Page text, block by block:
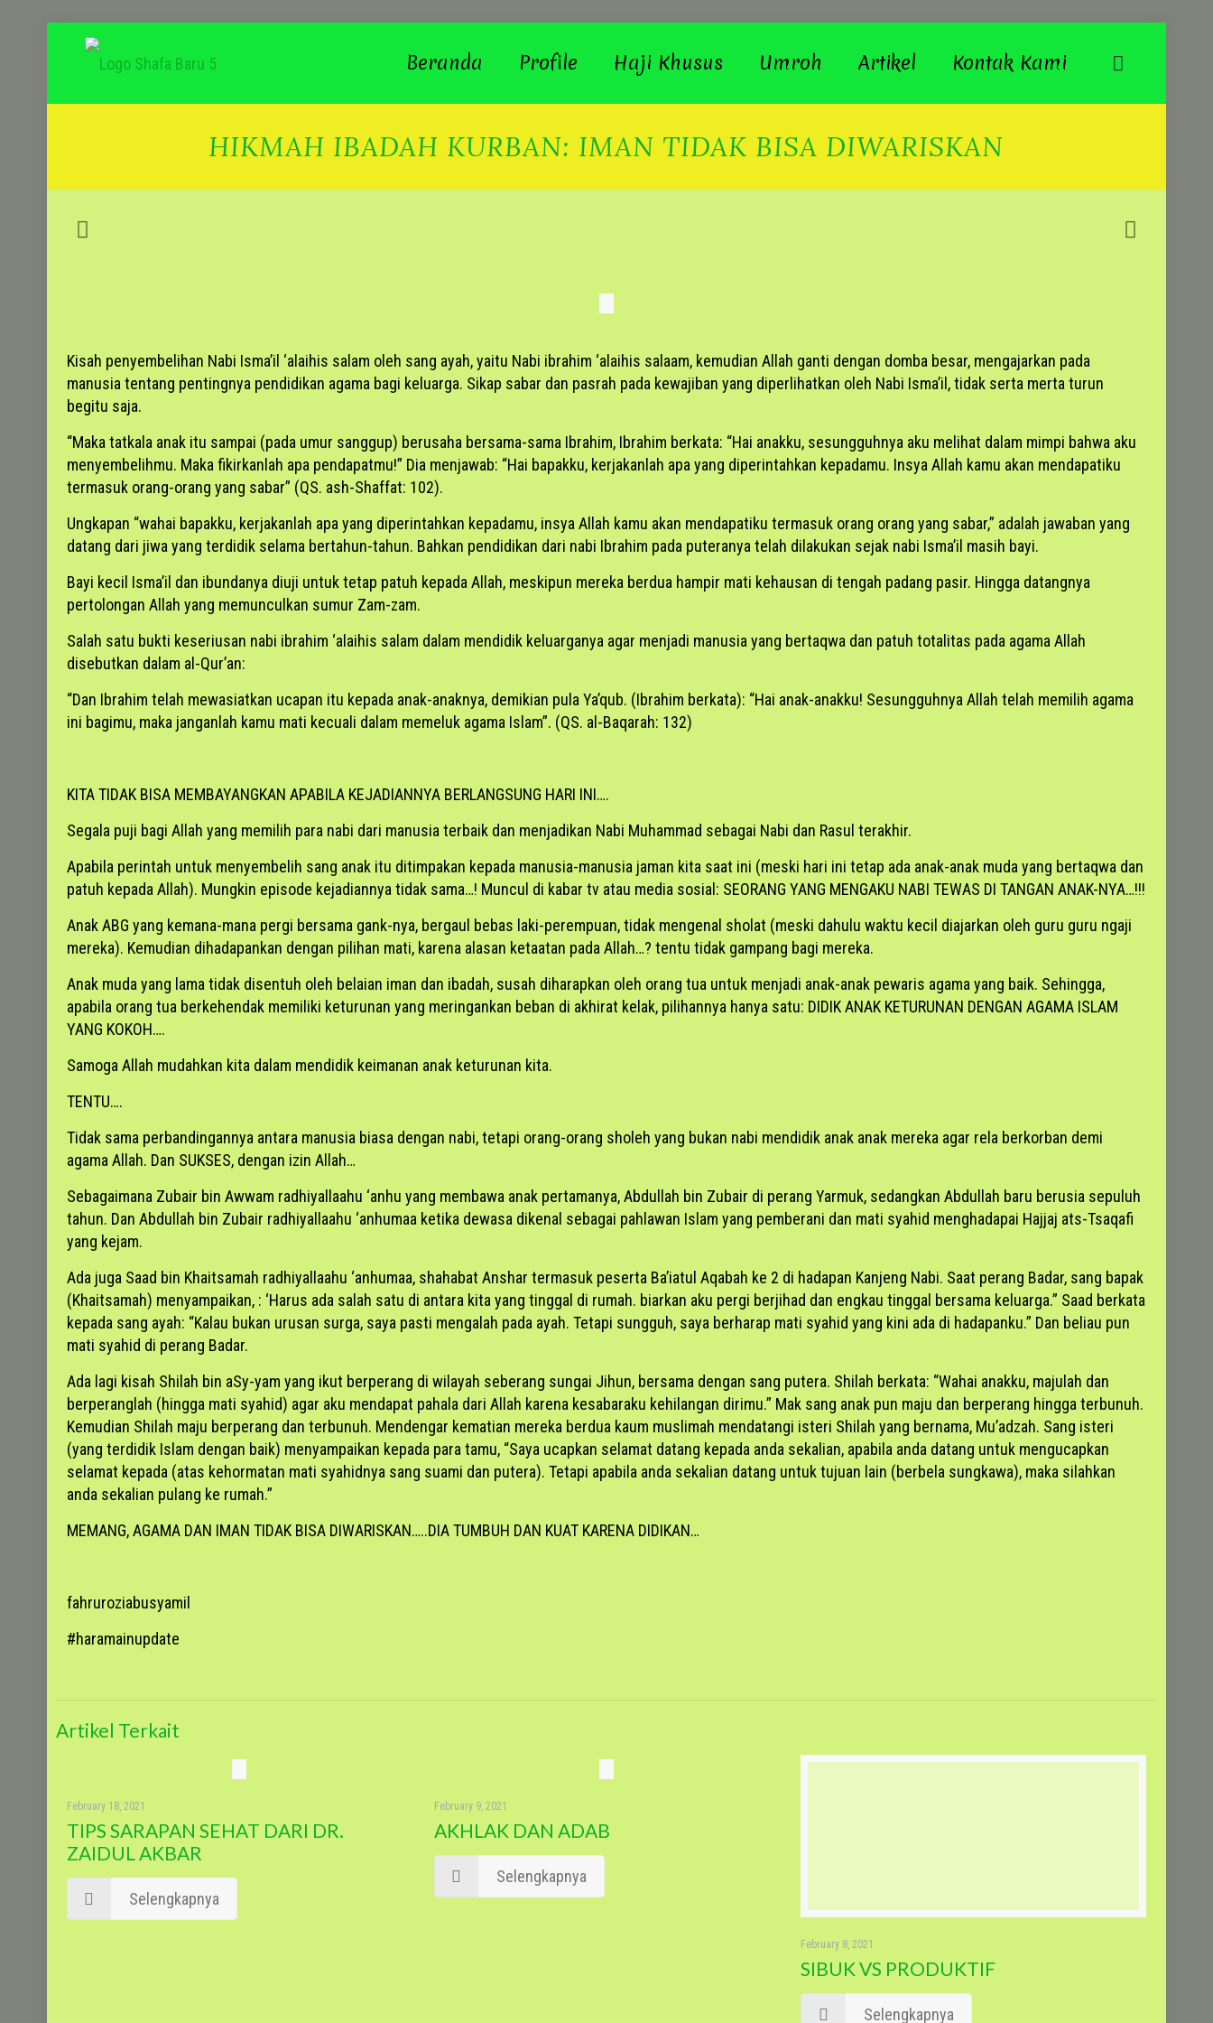
Beranda Profile Haji Khusus Umroh Artikel Kontak Kami
HIKMAH IBADAH KURBAN: IMAN TIDAK BISA DIWARISKAN
Kisah penyembelihan Nabi Isma’il ‘alaihis salam oleh sang ayah, yaitu Nabi ibrahim ‘alaihis salaam, kemudian Allah ganti dengan domba besar, mengajarkan pada
manusia tentang pentingnya pendidikan agama bagi keluarga. Sikap sabar dan pasrah pada kewajiban yang diperlihatkan oleh Nabi Isma’il, tidak serta merta turun
begitu saja.
“Maka tatkala anak itu sampai (pada umur sanggup) berusaha bersama-sama Ibrahim, Ibrahim berkata: “Hai anakku, sesungguhnya aku melihat dalam mimpi bahwa aku
menyembelihmu. Maka fikirkanlah apa pendapatmu!” Dia menjawab: “Hai bapakku, kerjakanlah apa yang diperintahkan kepadamu. Insya Allah kamu akan mendapatiku
termasuk orang-orang yang sabar” (QS. ash-Shaffat: 102).
Ungkapan “wahai bapakku, kerjakanlah apa yang diperintahkan kepadamu, insya Allah kamu akan mendapatiku termasuk orang orang yang sabar,” adalah jawaban yang
datang dari jiwa yang terdidik selama bertahun-tahun. Bahkan pendidikan dari nabi Ibrahim pada puteranya telah dilakukan sejak nabi Isma’il masih bayi.
Bayi kecil Isma’il dan ibundanya diuji untuk tetap patuh kepada Allah, meskipun mereka berdua hampir mati kehausan di tengah padang pasir. Hingga datangnya
pertolongan Allah yang memunculkan sumur Zam-zam.
Salah satu bukti keseriusan nabi ibrahim ‘alaihis salam dalam mendidik keluarganya agar menjadi manusia yang bertaqwa dan patuh totalitas pada agama Allah
disebutkan dalam al-Qur’an:
“Dan Ibrahim telah mewasiatkan ucapan itu kepada anak-anaknya, demikian pula Ya’qub. (Ibrahim berkata): “Hai anak-anakku! Sesungguhnya Allah telah memilih agama
ini bagimu, maka janganlah kamu mati kecuali dalam memeluk agama Islam”. (QS. al-Baqarah: 132)
KITA TIDAK BISA MEMBAYANGKAN APABILA KEJADIANNYA BERLANGSUNG HARI INI….
Segala puji bagi Allah yang memilih para nabi dari manusia terbaik dan menjadikan Nabi Muhammad sebagai Nabi dan Rasul terakhir.
Apabila perintah untuk menyembelih sang anak itu ditimpakan kepada manusia-manusia jaman kita saat ini (meski hari ini tetap ada anak-anak muda yang bertaqwa dan
patuh kepada Allah). Mungkin episode kejadiannya tidak sama…! Muncul di kabar tv atau media sosial: SEORANG YANG MENGAKU NABI TEWAS DI TANGAN ANAK-NYA…!!!
Anak ABG yang kemana-mana pergi bersama gank-nya, bergaul bebas laki-perempuan, tidak mengenal sholat (meski dahulu waktu kecil diajarkan oleh guru guru ngaji
mereka). Kemudian dihadapankan dengan pilihan mati, karena alasan ketaatan pada Allah…? tentu tidak gampang bagi mereka.
Anak muda yang lama tidak disentuh oleh belaian iman dan ibadah, susah diharapkan oleh orang tua untuk menjadi anak-anak pewaris agama yang baik. Sehingga,
apabila orang tua berkehendak memiliki keturunan yang meringankan beban di akhirat kelak, pilihannya hanya satu: DIDIK ANAK KETURUNAN DENGAN AGAMA ISLAM
YANG KOKOH….
Samoga Allah mudahkan kita dalam mendidik keimanan anak keturunan kita.
TENTU….
Tidak sama perbandingannya antara manusia biasa dengan nabi, tetapi orang-orang sholeh yang bukan nabi mendidik anak anak mereka agar rela berkorban demi
agama Allah. Dan SUKSES, dengan izin Allah…
Sebagaimana Zubair bin Awwam radhiyallaahu ‘anhu yang membawa anak pertamanya, Abdullah bin Zubair di perang Yarmuk, sedangkan Abdullah baru berusia sepuluh
tahun. Dan Abdullah bin Zubair radhiyallaahu ‘anhumaa ketika dewasa dikenal sebagai pahlawan Islam yang pemberani dan mati syahid menghadapai Hajjaj ats-Tsaqafi
yang kejam.
Ada juga Saad bin Khaitsamah radhiyallaahu ‘anhumaa, shahabat Anshar termasuk peserta Ba’iatul Aqabah ke 2 di hadapan Kanjeng Nabi. Saat perang Badar, sang bapak
(Khaitsamah) menyampaikan, : ‘Harus ada salah satu di antara kita yang tinggal di rumah. biarkan aku pergi berjihad dan engkau tinggal bersama keluarga.” Saad berkata
kepada sang ayah: “Kalau bukan urusan surga, saya pasti mengalah pada ayah. Tetapi sungguh, saya berharap mati syahid yang kini ada di hadapanku.” Dan beliau pun
mati syahid di perang Badar.
Ada lagi kisah Shilah bin aSy-yam yang ikut berperang di wilayah seberang sungai Jihun, bersama dengan sang putera. Shilah berkata: “Wahai anakku, majulah dan
berperanglah (hingga mati syahid) agar aku mendapat pahala dari Allah karena kesabaraku kehilangan dirimu.” Mak sang anak pun maju dan berperang hingga terbunuh.
Kemudian Shilah maju berperang dan terbunuh. Mendengar kematian mereka berdua kaum muslimah mendatangi isteri Shilah yang bernama, Mu’adzah. Sang isteri
(yang terdidik Islam dengan baik) menyampaikan kepada para tamu, “Saya ucapkan selamat datang kepada anda sekalian, apabila anda datang untuk mengucapkan
selamat kepada (atas kehormatan mati syahidnya sang suami dan putera). Tetapi apabila anda sekalian datang untuk tujuan lain (berbela sungkawa), maka silahkan
anda sekalian pulang ke rumah.”
MEMANG, AGAMA DAN IMAN TIDAK BISA DIWARISKAN…..DIA TUMBUH DAN KUAT KARENA DIDIKAN…
fahruroziabusyamil
#haramainupdate
Artikel Terkait
February 18, 2021
TIPS SARAPAN SEHAT DARI DR.
ZAIDUL AKBAR
Selengkapnya
February 9, 2021
AKHLAK DAN ADAB
Selengkapnya
February 8, 2021
SIBUK VS PRODUKTIF
Selengkapnya